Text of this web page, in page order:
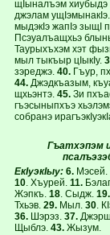
щIыналъэм хиубыдэ
джэлам
мыдэкIэ жапIэ зыщI
Псэуалъащхьэ
Таурыхъхэм хэт
мыл тыкъыр цIыкIу.
зэреджэ. 40.Гъур,
44.Джэдкъазым,
щхьэнтэ. 45.Зи
гъэсыныпхъэ
собранэ
Гъатхэпэм
ЕкIуэкIыу:6.Мэсей.
10. Хъурей. 11.
Жэпкъ. 18. Сыдж. 19.
Тхьэв. 29.Мыл. 30.
36.Шэрэз. 37.
Щыблэ. 43.Жызум.